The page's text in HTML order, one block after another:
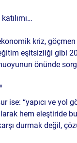
…
kriz,
eğitim eşitsizliği gibi
önünde
ise: “yapıcı ve yol
hem eleştiride
durmak değil,